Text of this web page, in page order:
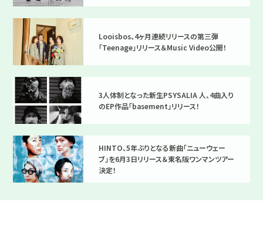
Looisbos、4ヶ月連続リリースの第三弾
「Teenage」リリース＆Music Video公開！
3人体制となった新生PSYSALIA 人、4曲入り
のEP作品「basement」リリース！
HINTO、5年ぶりとなる新曲「ニューウェー
ブ」を6月3日リリース＆東名阪ワンマンツアー
決定！